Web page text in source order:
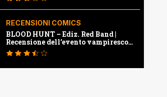
RECENSIONI COMICS
BLOOD HUNT – Ediz. Red Band |
Recensione dell’evento vampiresco
della Marvel